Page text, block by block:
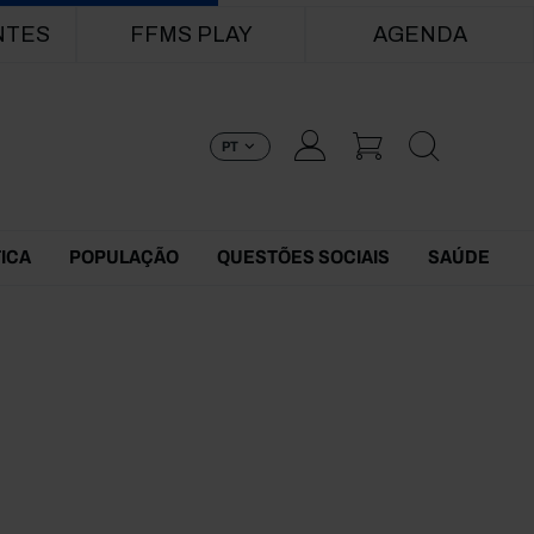
FFMS PLAY AGENDA
PT
POPULAÇÃO QUESTÕES SOCIAIS SAÚDE